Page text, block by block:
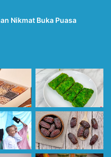
Nikmat Buka Puasa